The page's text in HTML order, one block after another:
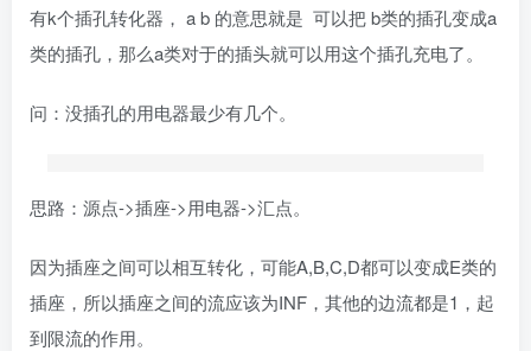
有k个插孔转化器， a b 的意思就是 可以把 b类的插孔变成a
类的插孔，那么a类对于的插头就可以用这个插孔充电了。
问：没插孔的用电器最少有几个。
思路：源点->插座->用电器->汇点。
因为插座之间可以相互转化，可能A,B,C,D都可以变成E类的
插座，所以插座之间的流应该为INF，其他的边流都是1，起
到限流的作用。